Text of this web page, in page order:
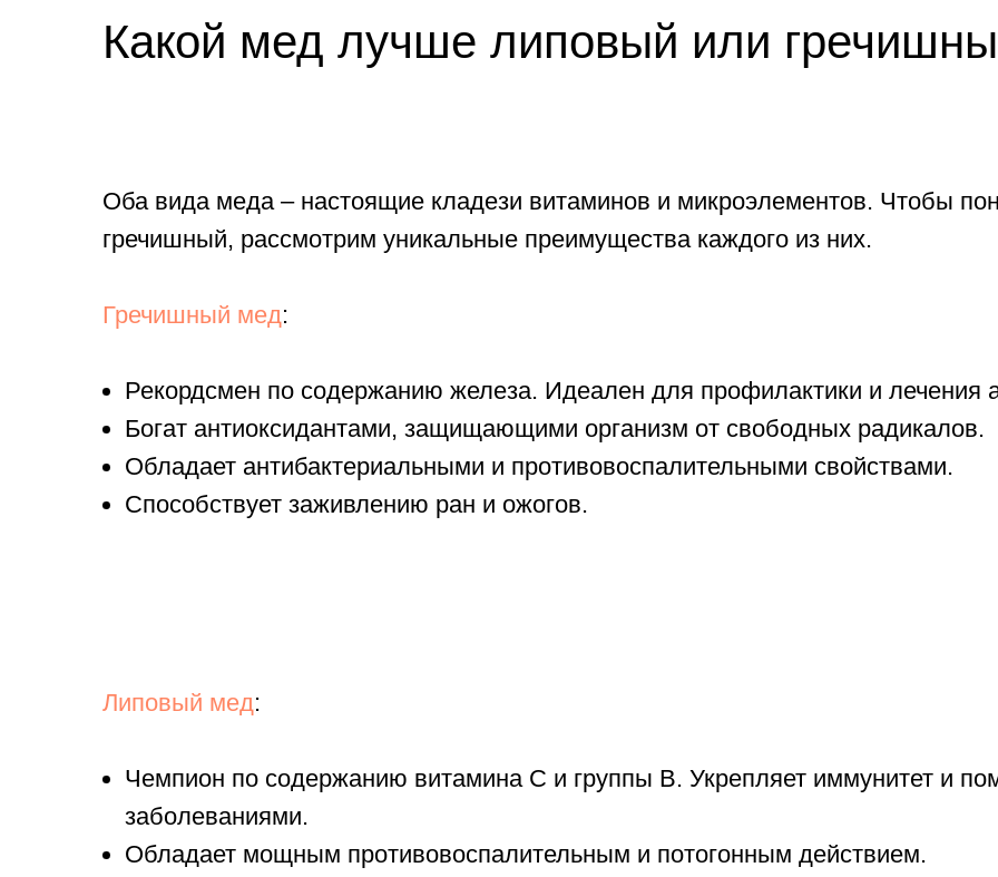
Какой мед лучше липовый или
Оба вида меда – настоящие кладези витаминов и микроэлементов. Чтобы
гречишный, рассмотрим уникальные преимущества каждого из них.
Гречишный мед:
Рекордсмен по содержанию железа. Идеален для профилактики и лечения
Богат антиоксидантами, защищающими организм от свободных радикалов.
Обладает антибактериальными и противовоспалительными свойствами.
Способствует заживлению ран и ожогов.
Липовый мед:
Чемпион по содержанию витамина С и группы В. Укрепляет иммунитет и
заболеваниями.
Обладает мощным противовоспалительным и потогонным действием.